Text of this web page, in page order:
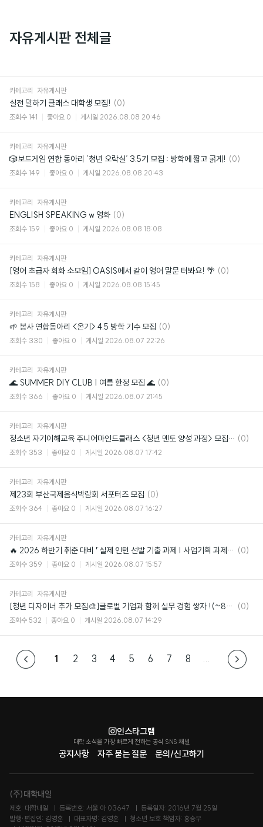
자유게시판 전체글
카테고리 자유게시판
실전 말하기 클래스 대학생 모집! 댓
글
(0)
조회수 141 좋아요 0 게시일 2026.08.08 20:46
카테고리 자유게시판
🎲보드게임 연합 동아리 ‘청년 오락실‘ 3.5기 모집 : 방학에 짧고 굵게! 댓
(0)
조회수 149 좋아요 0 게시일 2026.08.08 20:43
카테고리 자유게시판
ENGLISH SPEAKING w 영화 댓
글
(0)
조회수 159 좋아요 0 게시일 2026.08.08 18:08
카테고리 자유게시판
[영어 초급자 회화 소모임] OASIS에서 같이 영어 말문 터봐요! 🌴 댓
(0)
조회수 158 좋아요 0 게시일 2026.08.08 15:45
카테고리 자유게시판
🌱 봉사 연합동아리 <온기> 4.5 방학 기수 모집 댓
글
(0)
조회수 330 좋아요 0 게시일 2026.08.07 22:26
카테고리 자유게시판
🌊 SUMMER DIY CLUB | 여름 한정 모집 🌊 댓
글
(0)
조회수 366 좋아요 0 게시일 2026.08.07 21:45
카테고리 자유게시판
청소년 자기이해교육 주니어마인드클래스 <청년 멘토 양성 과정> 모집 (~8/19) 댓
(0)
조회수 353 좋아요 0 게시일 2026.08.07 17:42
카테고리 자유게시판
제23회 부산국제음식박람회 서포터즈 모집 댓
글
(0)
조회수 364 좋아요 0 게시일 2026.08.07 16:27
카테고리 자유게시판
🔥 2026 하반기 취준 대비 「실제 인턴 선발 기출 과제 | 사업기획 과제 모의고사 댓
(0)
조회수 359 좋아요 0 게시일 2026.08.07 15:57
카테고리 자유게시판
[청년 디자이너 추가 모집🎨]글로벌 기업과 함께 실무 경험 쌓자 !(~8/14 마감)
댓
(0)
조회수 532 좋아요 0 게시일 2026.08.07 14:29
1 2 3 4 5 6 7 8 ...
공지사항 자주 묻는 질문 문의/신고하기
인스타그램
대학 소식을 가장 빠르게 전하는 공식 SNS 채널
(주)대학내일
제호: 대학내일 등록번호: 서울 아 03647
등록일자: 2016년 7월 25일
발행·편집인: 김영훈
대표자명: 김영훈
청소년 보호 책임자: 홍승우